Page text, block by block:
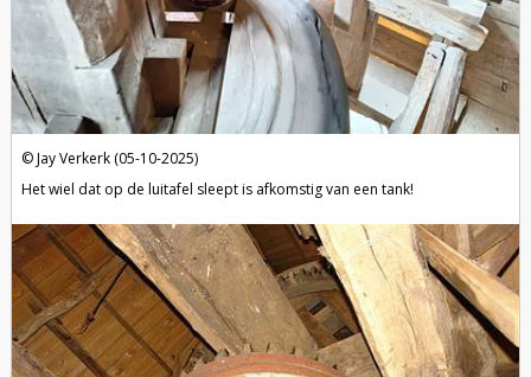
Jay Verkerk (05-10-2025)
Het wiel dat op de luitafel sleept is afkomstig van een tank!